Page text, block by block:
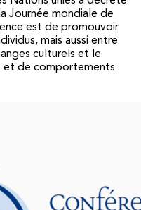
Journée mondiale de
est de promouvoir
mais aussi entre
culturels et le
et de comportements